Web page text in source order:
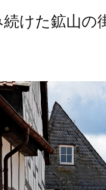
けた鉱山の